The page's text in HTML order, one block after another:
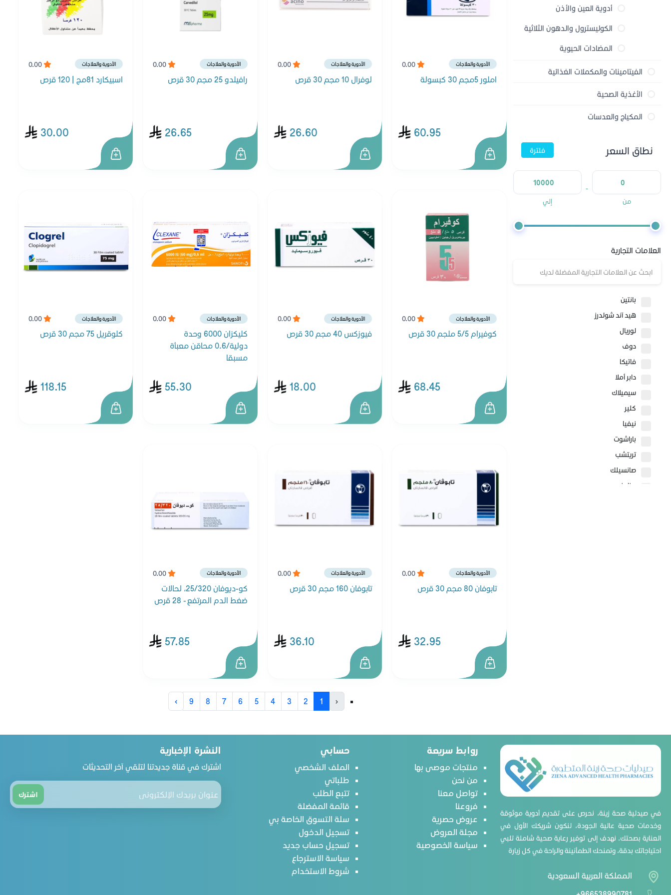
أدوية العين والأذن
الكوليسترول والدهون الثلاثية
المضادات الحيوية
الأدوية اللاوصفية
مسكنات الآلام
الأطفال والمواليد
الصحة الجنسية
الزكام والسعال والحساسية
أدوية الجلدية
الفيتامينات والمكملات الغذائية
الفيتامينات
المعادن
الأغذية الصحية
العسل
المكياج والعدسات
مكياج الرموش
مكياج الشفاه
مكياج الأظافر
مزيلات المكياج
العدسات
نطاق السعر فلترة
من
-
إلي
العلامات التجارية
بانتين
هيد آند شولدرز
لوريال
دوف
فاتيكا
دابر أملا
سيميلاك
كلير
نيفيا
باراشوت
تريتشب
صانسيلك
بيزلين
أبتاميل
هجيز
لاكتونيك
ليدي ميل
لاريلك
نستله
نوفالاك
نورالاك
غارنييه
0.00 الأدوية والعلاجات
املور 5مجم 30 كبسولة
60.95
0.00 الأدوية والعلاجات
لوفرال 10 مجم 30 قرص
26.60
0.00 الأدوية والعلاجات
رافيلدو 25 مجم 30 قرص
26.65
0.00 الأدوية والعلاجات
اسبيكارد 81مج | 120 قرص
30.00
0.00 الأدوية والعلاجات
كوفيرام 5/5 ملجم 30 قرص
68.45
0.00 الأدوية والعلاجات
فيوزكس 40 مجم 30 قرص
18.00
0.00 الأدوية والعلاجات
كليكزان 6000 وحدة
دولية/0.6 محاقن معبأة
مسبقا
55.30
0.00 الأدوية والعلاجات
كلوقريل 75 مجم 30 قرص
118.15
0.00 الأدوية والعلاجات
تابوفان 80 مجم 30 قرص
32.95
0.00 الأدوية والعلاجات
تابوفان 160 مجم 30 قرص
36.10
0.00 الأدوية والعلاجات
كو-ديوفان 25/320، لحالات
ضغط الدم المرتفع - 28 قرص
57.85
‹
1
2
3
4
5
6
7
8
9
›
في صيدلية صحة زينة، نحرص على تقديم أدوية موثوقة
وخدمات صحية عالية الجودة، لنكون شريكك الأول في
العناية بصحتك. نهدف إلى توفير رعاية صحية شاملة تلبي
احتياجاتك بدقة، وتمنحك الطمأنينة والراحة في كل زيارة
المملكة العربية السعودية
روابط سريعة
منتجات موصى بها
من نحن
تواصل معنا
فروعنا
عروض حصرية
مجلة العروض
سياسة الخصوصية
حسابي
الملف الشخصي
طلباتي
تتبع الطلب
قائمة المفضلة
سلة التسوق الخاصة بي
تسجيل الدخول
تسجيل حساب جديد
سياسة الاسترجاع
شروط الاستخدام
النشرة الإخبارية
اشترك في قناة جديدتنا لتلقي آخر التحديثات
اشترك